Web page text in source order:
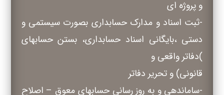
و پروژه ای
-ثبت اسناد و مدارک حسابداری بصورت سیستمی و
دستی ،بایگانی اسناد حسابداری، بستن حسابهای
)دفاتر واقعی و
قانونی) و تحریر دفاتر
-ساماندهی و به روز رسانی حسابهای معوق – اصلاح